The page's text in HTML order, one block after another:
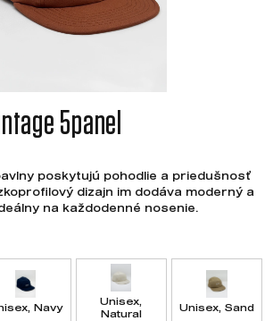
5panel
poskytujú pohodlie a priedušnosť
dizajn im dodáva moderný a
na každodenné nosenie.
Navy
Unisex,
Natural
Unisex, Sand